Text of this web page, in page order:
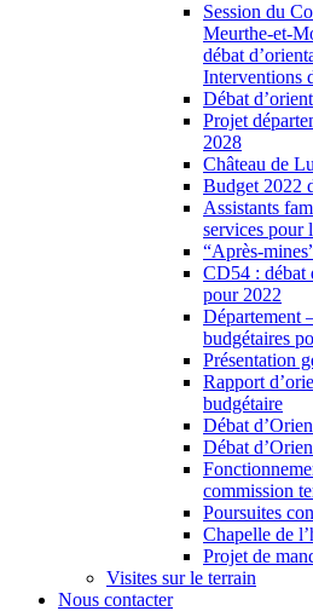
Session du
Meurthe-et-
débat
Interventions
Débat
Projet
2028
Château de
Budget 2022
Assistants
services pour
“Après-
CD54 : débat
pour 2022
Département
budgétaires
Présentation
Rapport
budgétaire
Débat
Débat
commission
Poursuites
Chapelle de
Projet de
Visites sur le terrain
Nous contacter